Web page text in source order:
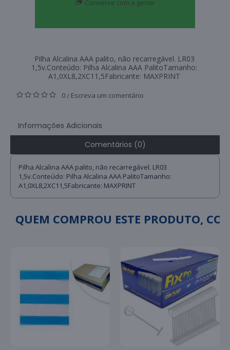
Converse com a gente
Pilha Alcalina AAA palito, não recarregável. LR03
1,5v.Conteúdo: Pilha Alcalina AAA PalitoTamanho:
A1,0XL8,2XC11,5Fabricante: MAXPRINT
0 / Escreva um comentário
Informações Adicionais
Comentários (0)
Pilha Alcalina AAA palito, não recarregável. LR03
1,5v.Conteúdo: Pilha Alcalina AAA PalitoTamanho:
A1,0XL8,2XC11,5Fabricante: MAXPRINT
QUEM COMPROU ESTE PRODUTO,